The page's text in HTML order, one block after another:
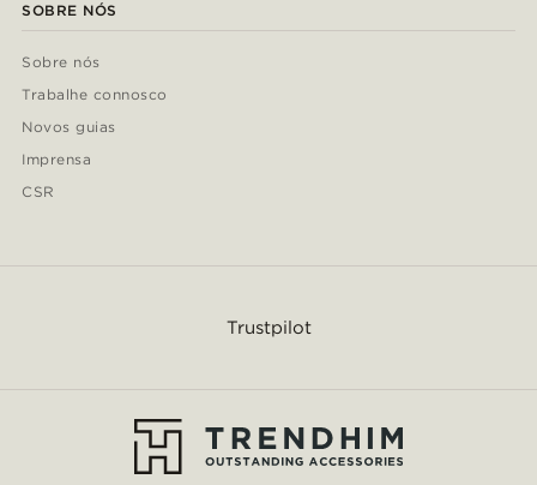
SOBRE NÓS
Sobre nós
Trabalhe connosco
Novos guias
Imprensa
CSR
Trustpilot